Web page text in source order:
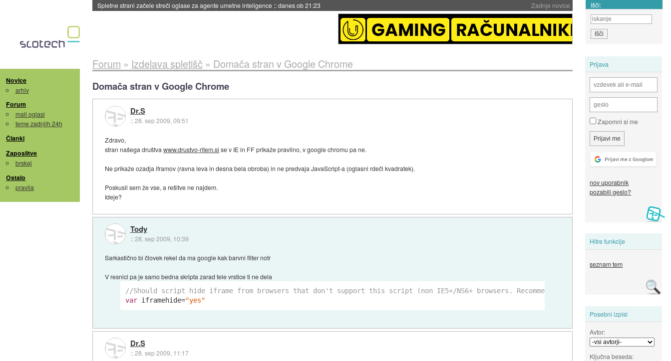
Zadnje novice
Spletne strani začele streči oglase za agente umetne inteligence ::danes ob 21:23 Išči:
Novice
arhiv
Forum
mali oglasi
teme zadnjih 24h
Članki
Zaposlitve
brskaj
Ostalo
pravila
Prijava
Zapomni si me
nov uporabnik
pozabili geslo?
Hitre funkcije
seznam tem
Posebni izpisi
Avtor:
Ključna beseda:
Forum » Izdelava spletišč » Domača stran v Google Chrome
Domača stran v Google Chrome
Dr.S
::28. sep 2009, 09:51
Zdravo,
stran našega društvawww.drustvo-ritem.si se v IE in FF prikaže pravilno, v google chromu pa ne.
Ne prikaže ozadja iframov (ravna leva in desna bela obroba) in ne predvaja JavaScript-a (oglasni rdeči kvadratek).
Poskusil sem že vse, a rešitve ne najdem.
Ideje?
Tody
::28. sep 2009, 10:39
Sarkastično bi človek rekel da ma google kak barvni filter notr
V resnici pa je samo bedna skripta zarad tele vrstice ti ne dela
//Should script hide iframe from browsers that don't support this script (non IE5+/NS6+ browsers. Recommended):
var iframehide="yes"
Dr.S
::28. sep 2009, 11:17